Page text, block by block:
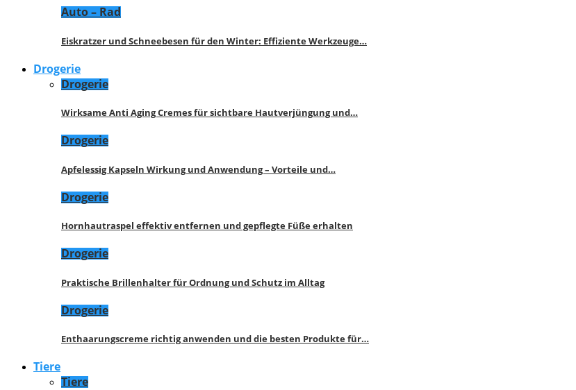
Auto – Rad
Eiskratzer und Schneebesen für den Winter: Effiziente Werkzeuge…
Drogerie
Drogerie
Wirksame Anti Aging Cremes für sichtbare Hautverjüngung und…
Drogerie
Apfelessig Kapseln Wirkung und Anwendung – Vorteile und…
Drogerie
Hornhautraspel effektiv entfernen und gepflegte Füße erhalten
Drogerie
Praktische Brillenhalter für Ordnung und Schutz im Alltag
Drogerie
Enthaarungscreme richtig anwenden und die besten Produkte für…
Tiere
Tiere